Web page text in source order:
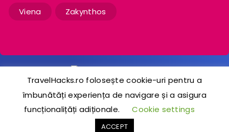
Viena Zakynthos
2020-2024 © TravelHacks.ro
TravelHacks.ro folosește cookie-uri pentru a
îmbunătăți experiența de navigare și a asigura
funcționalițăți adiționale.
Cookie settings
ACCEPT